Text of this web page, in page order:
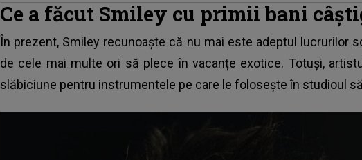
Ce a făcut Smiley cu primii bani
În prezent, Smiley recunoaște că nu mai este adeptul lucrurilor
de cele mai multe ori să plece în vacanțe exotice. Totuși,
slăbiciune pentru instrumentele pe care le folosește în studioul